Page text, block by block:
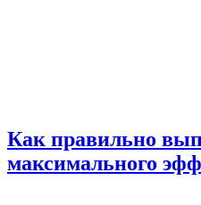
Как правильно
максимального